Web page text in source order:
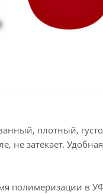
плотный,
не затекает.
полимеризации в